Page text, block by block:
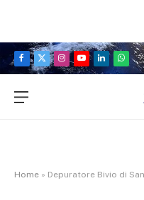
Facebook
X
Instagram
YouTubeLinkedIn
Home » Depuratore Bivio di San Polo: al via la